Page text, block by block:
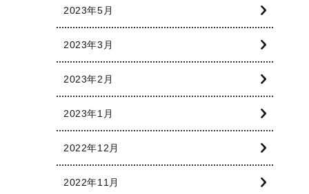
2023年5月
2023年3月
2023年2月
2023年1月
2022年12月
2022年11月